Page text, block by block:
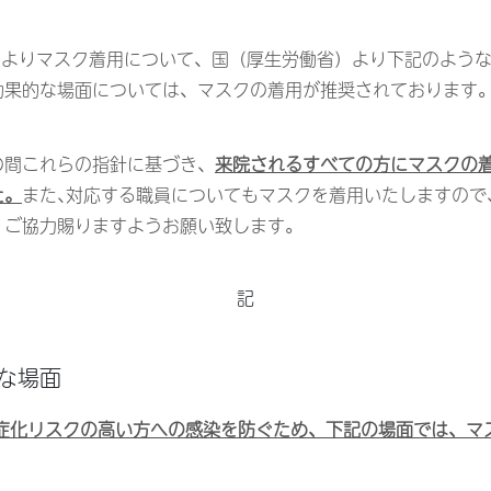
マスク着用について、国（厚生労働省）より下記のよう
的な場面については、マスクの着用が推奨されております
これらの指針に基づき、 来院されるすべての方にマスクの
また､対応する職員についてもマスクを着用いたしますの
協力賜りますようお願い致します。
記
場面
化リスクの高い方への感染を防ぐため、下記の場面では、マ